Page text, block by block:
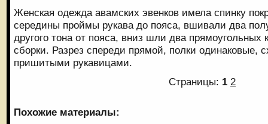
Женская одежда авамских эвенков имела спинку
середины проймы рукава до пояса, вшивали два
другого тона от пояса, вниз шли два прямоугольных
сборки. Разрез спереди прямой, полки одинаковые,
пришитыми рукавицами.
Страницы: 1 2
Похожие материалы: